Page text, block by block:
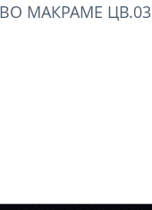
МАКРАМЕ ЦВ.03